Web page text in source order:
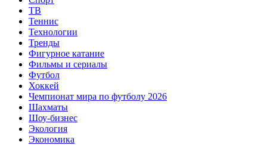
ТВ
Теннис
Технологии
Тренды
Фигурное катание
Фильмы и сериалы
Футбол
Хоккей
Чемпионат мира по футболу 2026
Шахматы
Шоу-бизнес
Экология
Экономика